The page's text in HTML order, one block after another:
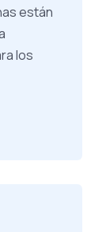
están
los